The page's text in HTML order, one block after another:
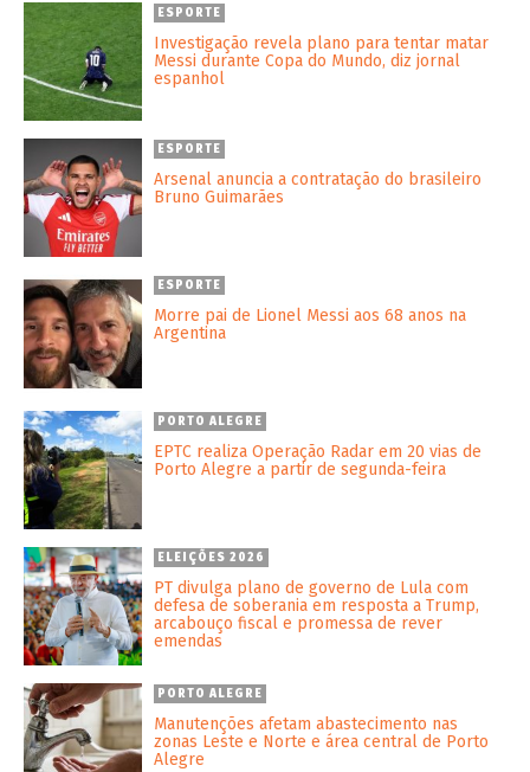
ESPORTE
Investigação revela plano para tentar matar
Messi durante Copa do Mundo, diz jornal
espanhol
ESPORTE
Arsenal anuncia a contratação do brasileiro
Bruno Guimarães
ESPORTE
Morre pai de Lionel Messi aos 68 anos na
Argentina
PORTO ALEGRE
EPTC realiza Operação Radar em 20 vias de
Porto Alegre a partir de segunda-feira
ELEIÇÕES 2026
PT divulga plano de governo de Lula com
defesa de soberania em resposta a Trump,
arcabouço fiscal e promessa de rever
emendas
PORTO ALEGRE
Manutenções afetam abastecimento nas
zonas Leste e Norte e área central de Porto
Alegre